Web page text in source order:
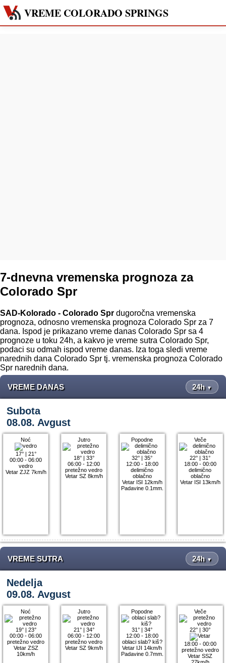
VREME COLORADO SPRINGS
7-dnevna vremenska prognoza za
Colorado Spr
SAD-Kolorado - Colorado Spr dugoročna vremenska
prognoza, odnosno vremenska prognoza Colorado Spr za 7
dana. Ispod je prikazano vreme danas Colorado Spr sa 4
prognoze u toku 24h, a kakvo je vreme sutra Colorado Spr,
podaci su odmah ispod vreme danas. Iza toga sledi vreme
narednih dana Colorado Spr tj. vremenska prognoza Colorado
Spr narednih dana.
VREME DANAS 24h ▼
Subota
08.08. Avgust
Noć
17°| 21°
00:00 - 06:00
vedro
Vetar ZJZ 7km/h
Jutro
18°| 33°
06:00 - 12:00
pretežno vedro
Vetar SZ 8km/h
Popodne
32° |35°
12:00 - 18:00
delimično
oblačno
Vetar ISI 12km/h
Padavine 0.1mm.
Veče
22° |31°
18:00 - 00:00
delimično
oblačno
Vetar ISI 13km/h
VREME SUTRA 24h ▼
Nedelja
09.08. Avgust
Noć
19°| 23°
00:00 - 06:00
pretežno vedro
Vetar ZSZ
10km/h
Jutro
21°| 34°
06:00 - 12:00
pretežno vedro
Vetar SZ 9km/h
Popodne
31° |34°
12:00 - 18:00
oblaci slab? kiš?
Vetar IJI 14km/h
Padavine 0.7mm.
Veče
22° |30°
18:00 - 00:00
pretežno vedro
Vetar SSZ